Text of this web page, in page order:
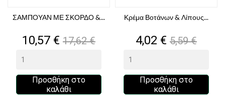
ΣΑΜΠΟΥΑΝ ΜΕ ΣΚΟΡΔΟ &...
Τιμή
10,57 € Κανονική
τιμή
17,62 €
Προσθήκη στο
καλάθι
Κρέμα Βοτάνων & Λίπους...
Τιμή
4,02 € Κανονική
τιμή
5,59 €
Προσθήκη στο
καλάθι